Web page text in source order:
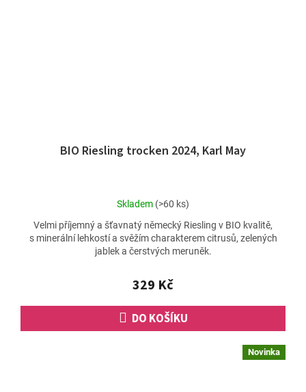
BIO Riesling trocken 2024, Karl May
Průměrné
produktu
je
5,0
5
hvězdiček.
Skladem (>60 ks)
329 Kč
DO KOŠÍKU
Velmi příjemný a šťavnatý německý Riesling v BIO kvalitě,
s minerální lehkostí a svěžím charakterem citrusů, zelených
jablek a čerstvých meruněk.
Novinka